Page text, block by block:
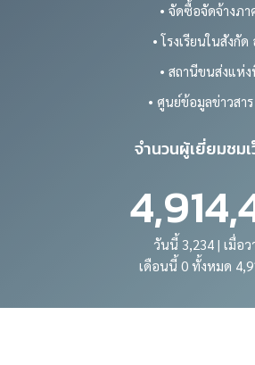
• จัดซื้อจัดจ้างภา
• โรงเรียนในสังกัด
• สถานีขนส่งแห่ง
• ศูนย์ข้อมูลข่าวสาร
จำนวนผู้เยี่ยมชม
วันนี้ 3,234 | เมื่อ
เดือนนี้ 0 ทั้งหมด